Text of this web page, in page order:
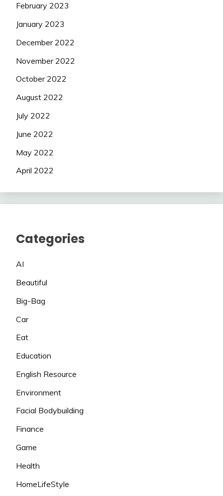
February 2023
January 2023
December 2022
November 2022
October 2022
August 2022
July 2022
June 2022
May 2022
April 2022
Categories
AI
Beautiful
Big-Bag
Car
Eat
Education
English Resource
Environment
Facial Bodybuilding
Finance
Game
Health
HomeLifeStyle